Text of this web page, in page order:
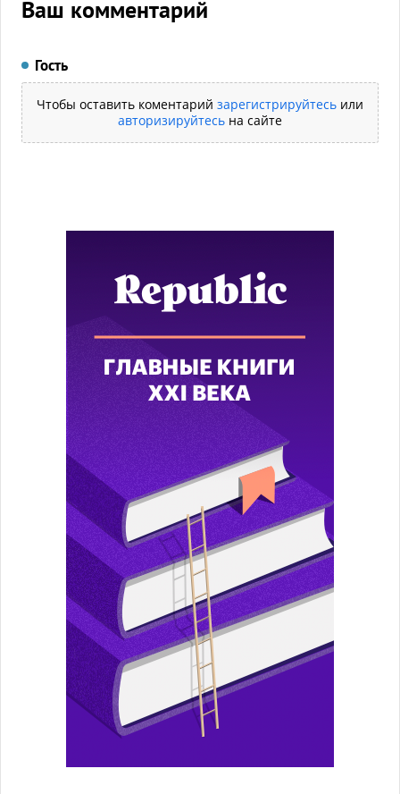
Ваш комментарий
Гость
Чтобы оставить коментарий зарегистрируйтесь или
авторизируйтесь на сайте